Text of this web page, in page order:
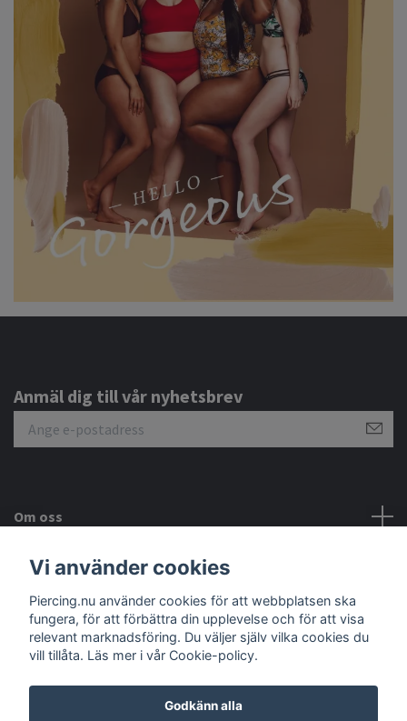
Anmäl dig till vår nyhetsbrev
Om oss
Kundtjänst
Sociala medier
Vi använder cookies
Piercing.nu använder cookies för att webbplatsen ska
fungera, för att förbättra din upplevelse och för att visa
relevant marknadsföring. Du väljer själv vilka cookies du
vill tillåta. Läs mer i vår Cookie-policy.
Godkänn alla